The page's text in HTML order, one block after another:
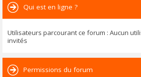
Qui est en ligne ?
Utilisateurs parcourant ce forum : Aucun
invités
Permissions du forum